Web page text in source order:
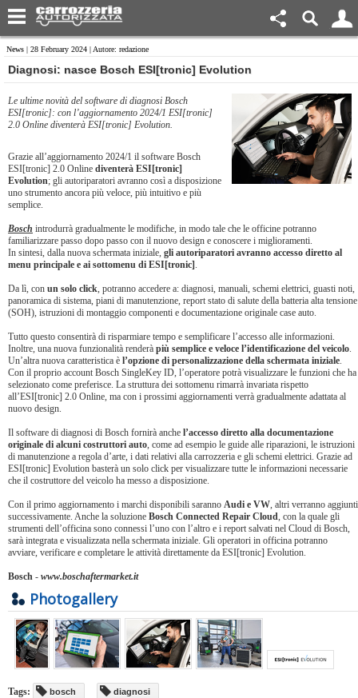
News | 28 February 2024 | Autore: redazione
Diagnosi: nasce Bosch ESI[tronic] Evolution
Le ultime novità del software di diagnosi Bosch
ESI[tronic]: con l’aggiornamento 2024/1 ESI[tronic]
2.0 Online diventerà ESI[tronic] Evolution.
Grazie all’aggiornamento 2024/1 il software Bosch
ESI[tronic] 2.0 Online diventerà ESI[tronic]
Evolution; gli autoriparatori avranno così a disposizione
uno strumento ancora più veloce, più intuitivo e più
semplice.
Bosch introdurrà gradualmente le modifiche, in modo tale che le officine potranno
familiarizzare passo dopo passo con il nuovo design e conoscere i miglioramenti.
In sintesi, dalla nuova schermata iniziale, gli autoriparatori avranno accesso diretto al
menu principale e ai sottomenu di ESI[tronic] .
Da lì, con un solo click, potranno accedere a: diagnosi, manuali, schemi elettrici, guasti noti,
panoramica di sistema, piani di manutenzione, report stato di salute della batteria alta tensione
(SOH), istruzioni di montaggio componenti e documentazione originale case auto.
Tutto questo consentirà di risparmiare tempo e semplificare l’accesso alle informazioni.
Inoltre, una nuova funzionalità renderà più semplice e veloce l’identificazione del veicolo.
Un’altra nuova caratteristica è l’opzione di personalizzazione della schermata iniziale.
Con il proprio account Bosch SingleKey ID, l’operatore potrà visualizzare le funzioni che ha
selezionato come preferisce. La struttura dei sottomenu rimarrà invariata rispetto
all’ESI[tronic] 2.0 Online, ma con i prossimi aggiornamenti verrà gradualmente adattata al
nuovo design.
Il software di diagnosi di Bosch fornirà anche l’accesso diretto alla documentazione
originale di alcuni costruttori auto, come ad esempio le guide alle riparazioni, le istruzioni
di manutenzione a regola d’arte, i dati relativi alla carrozzeria e gli schemi elettrici. Grazie ad
ESI[tronic] Evolution basterà un solo click per visualizzare tutte le informazioni necessarie
che il costruttore del veicolo ha messo a disposizione.
Con il primo aggiornamento i marchi disponibili saranno Audi e VW, altri verranno aggiunti
successivamente. Anche la soluzione Bosch Connected Repair Cloud, con la quale gli
strumenti dell’officina sono connessi l’uno con l’altro e i report salvati nel Cloud di Bosch,
sarà integrata e visualizzata nella schermata iniziale. Gli operatori in officina potranno
avviare, verificare e completare le attività direttamente da ESI[tronic] Evolution.
Bosch - www.boschaftermarket.it
Photogallery
Tags: bosch diagnosi